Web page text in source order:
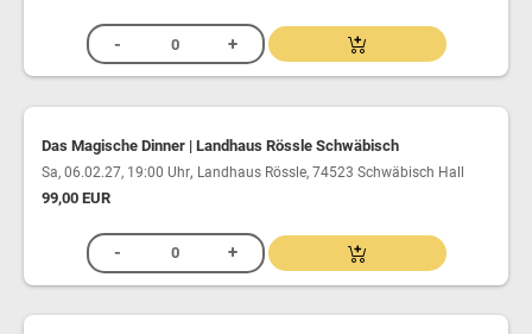
Das Magische Dinner | Landhaus Rössle Schwäbisch
Sa, 06.02.27, 19:00 Uhr, Landhaus Rössle, 74523 Schwäbisch Hall
99,00 EUR